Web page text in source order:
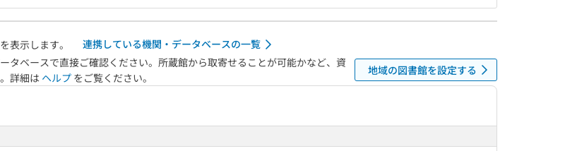
表示します。
連携している機関・データベースの一覧
ベースで直接ご確認ください。所蔵館から取寄せることが可能かなど、資
詳細は ヘルプ をご覧ください。
地域の図書館を設定する